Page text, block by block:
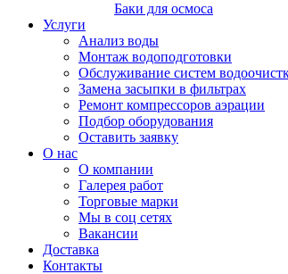
Баки для осмоса
Услуги
Анализ воды
Монтаж водоподготовки
Обслуживание систем
Замена засыпки в фильтрах
Ремонт компрессоров аэрации
Подбор оборудования
Оставить заявку
О нас
О компании
Галерея работ
Торговые марки
Мы в соц сетях
Вакансии
Доставка
Контакты